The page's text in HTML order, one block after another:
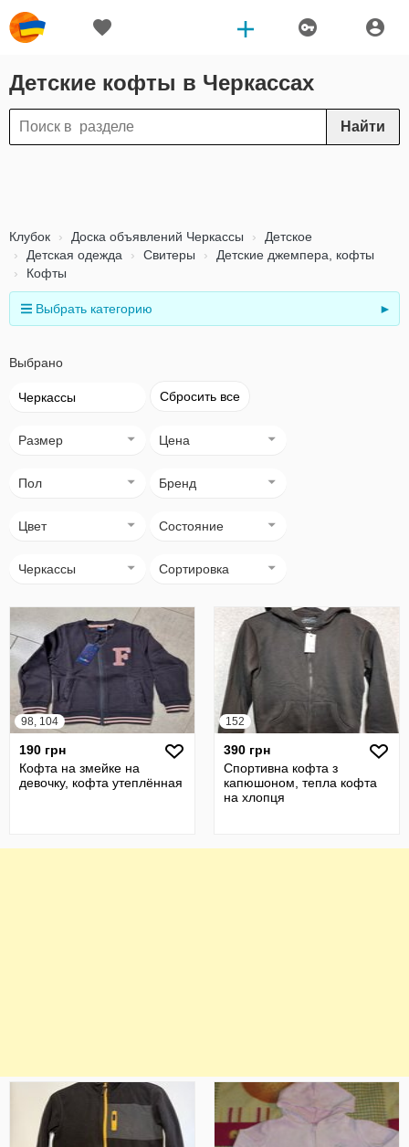
Детские кофты в Черкассах
Найти
Клубок Доска объявлений Черкассы
Детское
Детская одежда
Свитеры
Детские джемпера, кофты
Кофты
Выбрать категорию ►
Выбрано
Черкассы Сбросить все
Размер Цена
Пол Бренд
Цвет Состояние
Черкассы Сортировка
98, 104
190 грн
Кофта на змейке на
девочку, кофта утеплённая
152
390 грн
Спортивна кофта з
капюшоном, тепла кофта
на хлопця